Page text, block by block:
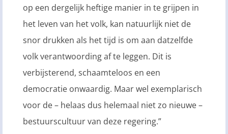
op een dergelijk heftige manier in te grijpen in
het leven van het volk, kan natuurlijk niet de
snor drukken als het tijd is om aan datzelfde
volk verantwoording af te leggen. Dit is
verbijsterend, schaamteloos en een
democratie onwaardig. Maar wel exemplarisch
voor de – helaas dus helemaal niet zo nieuwe –
bestuurscultuur van deze regering.”